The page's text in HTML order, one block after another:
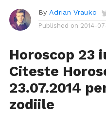
By Adrian Vrauko
Published on 2014-
Horoscop 23
Citeste
23.07.2014
zodiile